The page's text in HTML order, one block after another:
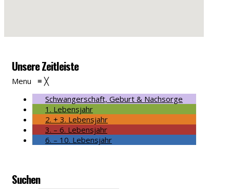
Unsere Zeitleiste
Menu ≡ ╳
Schwangerschaft, Geburt & Nachsorge
1. Lebensjahr
2. + 3. Lebensjahr
3. – 6. Lebensjahr
6. – 10. Lebensjahr
Suchen